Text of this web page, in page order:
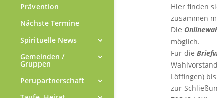
Prävention
Nächste Termine
Spirituelle News
Gemeinden /
Gruppen
Perupartnerschaft
Hier finden
zusammen
Die
möglich.
Für die
Löffingen)
zur